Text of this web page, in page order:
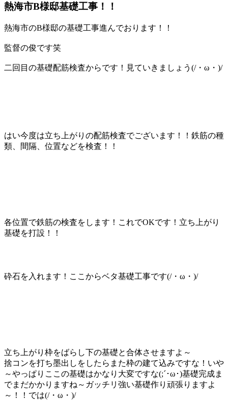
熱海市B様邸基礎工事！！
熱海市のB様邸の基礎工事進んでおります！！
監督の俊です笑
二回目の基礎配筋検査からです！見ていきましょう(/・ω・)/
はい今度は立ち上がりの配筋検査でございます！！鉄筋の種
類、間隔、位置などを検査！！
各位置で鉄筋の検査をします！これでOKです！立ち上がり
基礎を打設！！
砕石を入れます！ここからベタ基礎工事です(/・ω・)/
立ち上がり枠をばらし下の基礎と合体させますよ～
捨コンを打ち墨出しをしたらまた枠の建て込みですな！いや
～やっぱりここの基礎はかなり大変ですな(;´･ω･)基礎完成ま
でまだかかりますね～ガッチリ強い基礎作り頑張りますよ
～！！では(/・ω・)/